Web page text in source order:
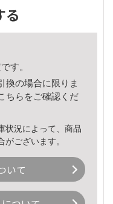
る
す。
換の場合に限りま
ちら をご確認くだ
状況によって、商品
ございます。
いて